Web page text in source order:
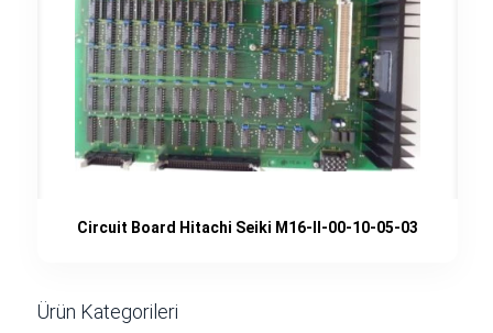
Circuit Board Hitachi Seiki M16-II-00-10-05-03
Ürün Kategorileri